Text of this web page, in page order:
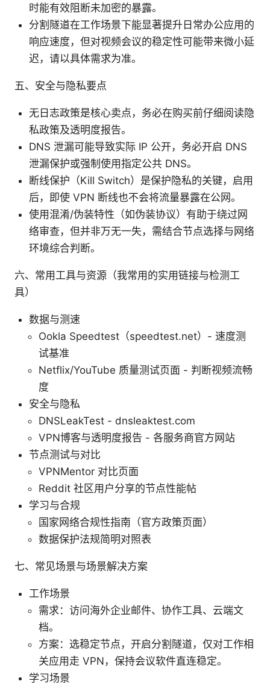
时能有效阻断未加密的暴露。
分割隧道在工作场景下能显著提升日常办公应用的
响应速度，但对视频会议的稳定性可能带来微小延
迟，请以具体需求为准。
五、安全与隐私要点
无日志政策是核心卖点，务必在购买前仔细阅读隐
私政策及透明度报告。
DNS 泄漏可能导致实际 IP 公开，务必开启 DNS
泄漏保护或强制使用指定公共 DNS。
断线保护（Kill Switch）是保护隐私的关键，启用
后，即使 VPN 断线也不会将流量暴露在公网。
使用混淆/伪装特性（如伪装协议）有助于绕过网
络审查，但并非万无一失，需结合节点选择与网络
环境综合判断。
六、常用工具与资源（我常用的实用链接与检测工
具）
数据与测速
Ookla Speedtest（speedtest.net）- 速度测
试基准
Netflix/YouTube 质量测试页面 - 判断视频流畅
度
安全与隐私
DNSLeakTest - dnsleaktest.com
VPN博客与透明度报告 - 各服务商官方网站
节点测试与对比
VPNMentor 对比页面
Reddit 社区用户分享的节点性能帖
学习与合规
国家网络合规性指南（官方政策页面）
数据保护法规简明对照表
七、常见场景与场景解决方案
工作场景
需求：访问海外企业邮件、协作工具、云端文
档。
方案：选稳定节点，开启分割隧道，仅对工作相
关应用走 VPN，保持会议软件直连稳定。
学习场景